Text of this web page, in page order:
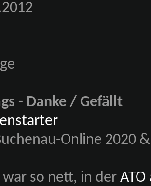
- Danke / Gefällt
Online 2020
so nett, in der ATO